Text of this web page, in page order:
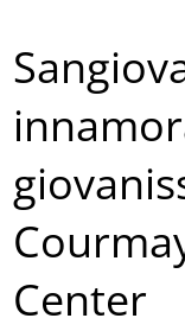
Center